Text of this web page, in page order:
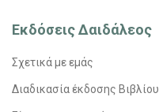
Εκδόσεις Δαιδάλεος
Σχετικά με εμάς
Διαδικασία έκδοσης Βιβλίου